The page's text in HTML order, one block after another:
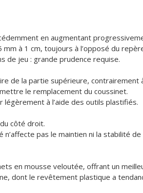
en augmentant
à 1 cm, toujours à l’opposé du
de jeu : grande prudence requise.
de la partie supérieure, contrairement
le remplacement du coussinet.
à l’aide des outils plastifiés.
côté droit.
n’affecte pas le maintien ni la stabilité
en mousse veloutée, offrant un
dont le revêtement plastique a